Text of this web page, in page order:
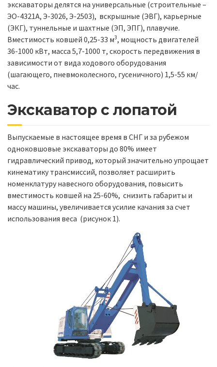
экскаваторы делятся на универсальные (строительные –
ЭО-4321А, Э-3026, Э-2503), вскрышные (ЭВГ), карьерные
(ЭКГ), туннельные и шахтные (ЭП, ЭПГ), плавучие.
Вместимость ковшей 0,25-33 м3, мощность двигателей
36-1000 кВт, масса 5,7-1000 т, скорость передвижения в
зависимости от вида ходового оборудования
(шагающего, пневмоколесного, гусеничного) 1,5-55 км/
час.
Экскаватор с лопатой
Выпускаемые в настоящее время в СНГ и за рубежом
одноковшовые экскаваторы до 80% имеет
гидравлический привод, который значительно упрощает
кинематику трансмиссий, позволяет расширить
номенклатуру навесного оборудования, повысить
вместимость ковшей на 25-60%, снизить габариты и
массу машины, увеличивается усилие качания за счет
использования веса (рисунок 1).